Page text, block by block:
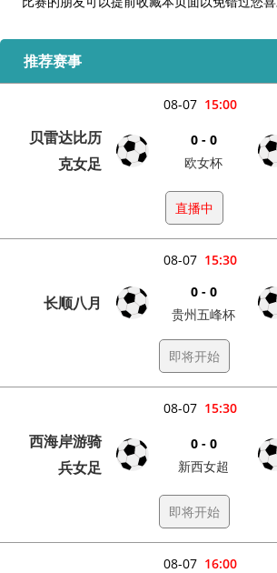
推荐赛事
15:00
08-07
贝雷达比历
克女足
0 - 0
欧女杯
直播中
15:30
08-07
长顺八月
0 - 0
贵州五峰杯
即将开始
15:30
08-07
西海岸游骑
兵女足
0 - 0
新西女超
即将开始
16:00
08-07